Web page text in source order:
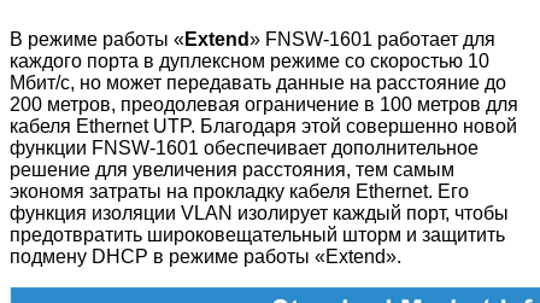
В режиме работы «Extend» FNSW-1601 работает для
каждого порта в дуплексном режиме со скоростью 10
Мбит/с, но может передавать данные на расстояние до
200 метров, преодолевая ограничение в 100 метров для
кабеля Ethernet UTP. Благодаря этой совершенно новой
функции FNSW-1601 обеспечивает дополнительное
решение для увеличения расстояния, тем самым
экономя затраты на прокладку кабеля Ethernet. Его
функция изоляции VLAN изолирует каждый порт, чтобы
предотвратить широковещательный шторм и защитить
подмену DHCP в режиме работы «Extend».